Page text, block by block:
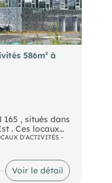
586m² à
, situés dans
. Ces locaux
immédiatement
et un
comme suit :
environ, Un
D'ACTIVITÉS -
Voir le détail